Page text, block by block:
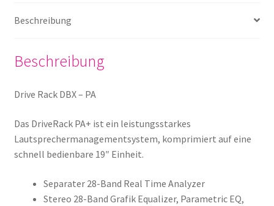
Beschreibung
Beschreibung
Drive Rack DBX – PA
Das DriveRack PA+ ist ein leistungsstarkes
Lautsprechermanagementsystem, komprimiert auf eine
schnell bedienbare 19″ Einheit.
Separater 28-Band Real Time Analyzer
Stereo 28-Band Grafik Equalizer, Parametric EQ,